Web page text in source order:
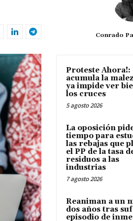
Conrado
Proteste Ahora!:
acumula la
ya impide ver
los cruces
5 agosto 2026
La oposición
tiempo para
las rebajas que
el PP de la tasa
residuos a las
industrias
7 agosto 2026
Reaniman a un
dos años tras
episodio de